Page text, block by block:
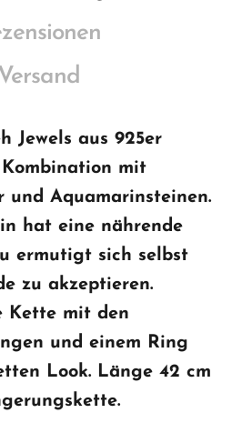
Versand
Jewels aus 925er
mit
und Aquamarinsteinen.
hat eine nährende
ermutigt sich selbst
zu akzeptieren.
Kette mit den
und einem Ring
Look. Länge 42 cm